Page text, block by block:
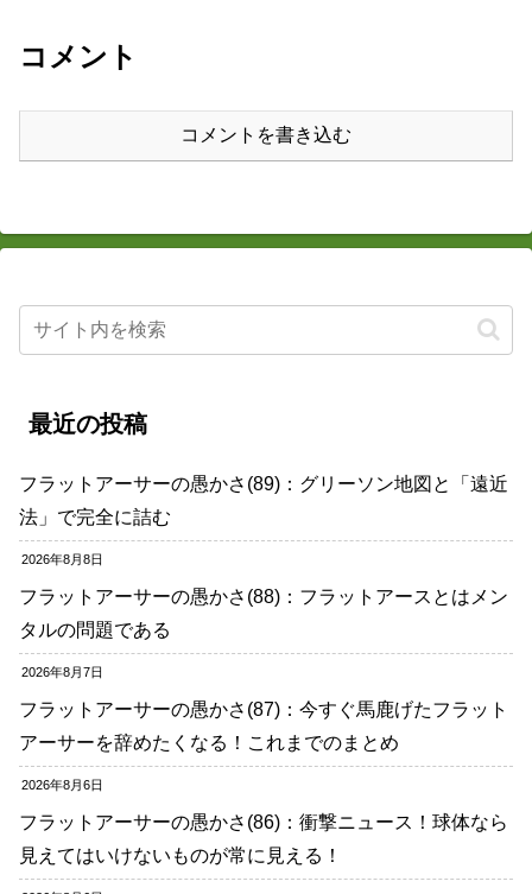
コメント
コメントを書き込む
最近の投稿
フラットアーサーの愚かさ(89)：グリーソン地図と「遠近
法」で完全に詰む
2026年8月8日
フラットアーサーの愚かさ(88)：フラットアースとはメン
タルの問題である
2026年8月7日
フラットアーサーの愚かさ(87)：今すぐ馬鹿げたフラット
アーサーを辞めたくなる！これまでのまとめ
2026年8月6日
フラットアーサーの愚かさ(86)：衝撃ニュース！球体なら
見えてはいけないものが常に見える！